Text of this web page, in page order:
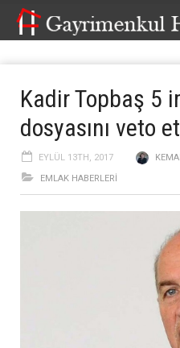
Kadir Topbaş 5
dosyasını veto
EYLÜL 13TH, 2017
EMLAK HABERLERI